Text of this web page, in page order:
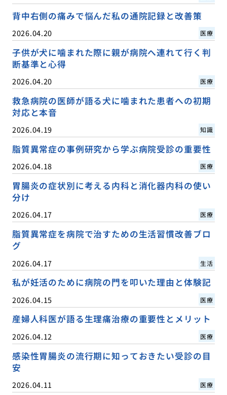
背中右側の痛みで悩んだ私の通院記録と改善策
2026.04.20 医療
子供が犬に噛まれた際に親が病院へ連れて行く判
断基準と心得
2026.04.20 医療
救急病院の医師が語る犬に噛まれた患者への初期
対応と本音
2026.04.19 知識
脂質異常症の事例研究から学ぶ病院受診の重要性
2026.04.18 医療
胃腸炎の症状別に考える内科と消化器内科の使い
分け
2026.04.17 医療
脂質異常症を病院で治すための生活習慣改善ブロ
グ
2026.04.17 生活
私が妊活のために病院の門を叩いた理由と体験記
2026.04.15 医療
産婦人科医が語る生理痛治療の重要性とメリット
2026.04.12 医療
感染性胃腸炎の流行期に知っておきたい受診の目
安
2026.04.11 医療